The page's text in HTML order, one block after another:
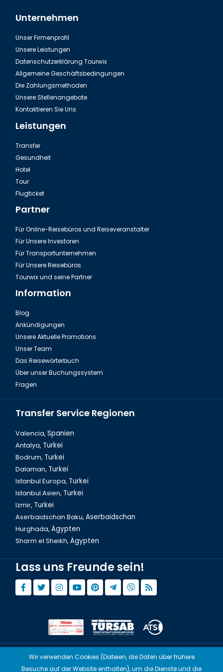
Flughafentransfer Antalya Belek
Dalyan Tour & Krabbenfischen in der Türkei
Unternehmen
Unser Firmenprofil
Unsere Leistungen
Datenschutzerklärung Tourwix
Allgemeine Geschäftsbedingungen
Die Zahlungsmethoden
Unsere Stellenangebote
Kontaktieren Sie Uns
Leistungen
Transfer
Gesundheit
Hotel
Tour
Flugticket
Partner
Für Online-Reisebüros und Reiseveranstalter
Für Unsere Investoren
Für Transportunternehmen
Für Unsere Reisebüros
Tourwix und seine Partner
Information
Blog
Ankündigungen
Unsere Aktuelle Promotions
Unser Team
Das Reisewörterbuch
Über unser Buchungssystem
Fragen
Transfer Service Regionen
Valencia, Spanien
Antalya, Turkei
Bodrum, Turkei
Dalaman, Turkei
Istanbul Europa, Turkei
Istanbul Asien, Turkei
Izmir, Turkei
Aserbaidschan Baku, Aserbaidschan
Hurghada, Ägypten
Sharm el Sheikh, Ägypten
Lass uns Freunde sein!
© Copyright 2015 - 2026,Tourwix.de
Wir verwenden Cookies (Dateien, die Daten über frühere
Besuche auf der Website enthalten), um die Dienste und die